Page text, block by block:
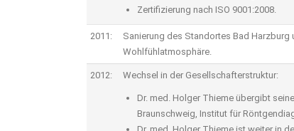
Zertifizierung nach ISO 9001:2008.
2011:
Sanierung des Standortes Bad
Wohlfühlatmosphäre.
2012: Wechsel in der Gesellschafterstruktur:
Dr. med. Holger Thieme übergibt
Braunschweig, Institut für